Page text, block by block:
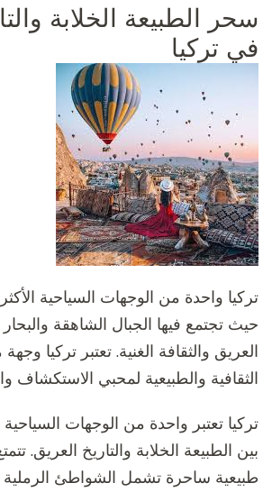
سحر الطبيعة الخلابة
في تركيا
تركيا واحدة من الوجهات السياحية
حيث تجتمع فيها الجبال الشاهقة والبحار
العريق والثقافة الغنية. تعتبر تركيا وجهة
الثقافية والطبيعية لمحبي الاستكشاف
تركيا تعتبر واحدة من الوجهات السياحية
بين الطبيعة الخلابة والتاريخ العريق.
طبيعية ساحرة تشمل الشواطئ الرملية